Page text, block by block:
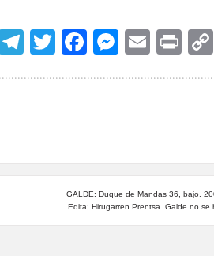
WhatsApp
Telegram
TwitterFacebook
Email
GALDE: Duque de Mandas 36, bajo.
Edita: Hirugarren Prentsa. Galde no